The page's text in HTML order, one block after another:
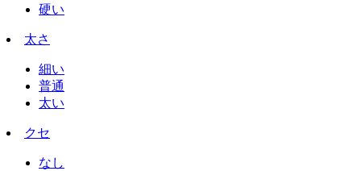
硬い
太さ
細い
普通
太い
クセ
なし